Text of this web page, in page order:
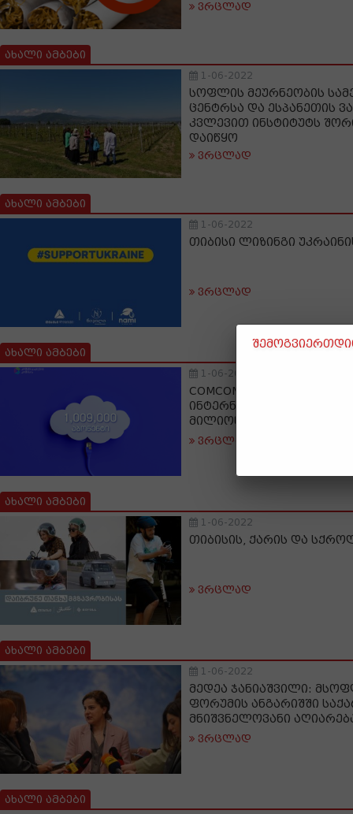
ვრცლად
ახალი ამბები
1-06-2022
სოფლის მეურნეობის
ცენტრსა და ესპანეთის
კვლევით ინსტიტუტს
დაიწყო
ვრცლად
ახალი ამბები
1-06-2022
თიბისი ლიზინგი
ვრცლად
ახალი ამბები
1-06-2022
COMCOM: 2021 წელს
ინტერნეტის
მილიონს გადააჭარბა
ვრცლად
ახალი ამბები
1-06-2022
თიბისის, ქარის და
ვრცლად
ახალი ამბები
1-06-2022
მედეა ჯანიაშვილი:
ფორუმის ანგარიშში
მნიშვნელოვანი
ვრცლად
ახალი ამბები